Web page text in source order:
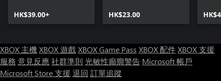
HK$39.00+ HK$23.00
XBOX 主機XBOX 遊戲XBOX Game Pass XBOX 配件XBOX 支援
服務 意見反應社群準則 光敏性癲癇警告 Microsoft 帳戶
Microsoft Store 支援 退回 訂單追蹤